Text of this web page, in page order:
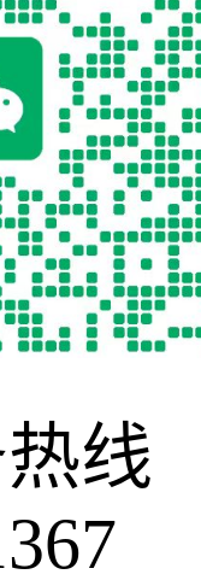
线